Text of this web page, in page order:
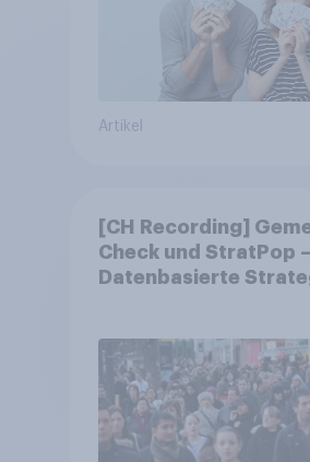
Artikel
[CH Recording]
Check und StratPop –
Datenbasierte